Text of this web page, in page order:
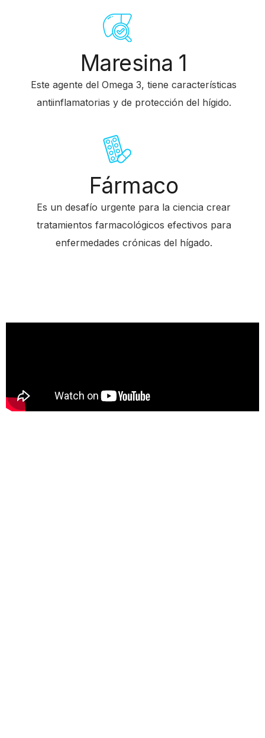
Maresina 1
Este agente del Omega 3, tiene características
antiinflamatorias y de protección del hígido.
Fármaco
Es un desafío urgente para la ciencia crear
tratamientos farmacológicos efectivos para
enfermedades crónicas del hígado.